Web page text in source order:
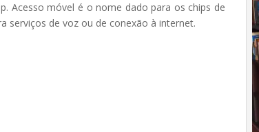
Acesso móvel é o nome dado para os chips de
serviços de voz ou de conexão à internet.